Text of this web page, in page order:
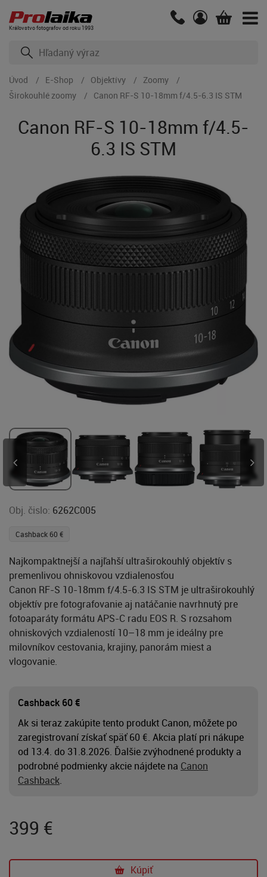
Kráľovstvo fotografov od roku 1993
Úvod E-Shop Objektívy
Zoomy
Širokouhlé zoomy
Canon RF-S 10-18mm f/4.5-6.3 IS STM
Canon RF-S 10-18mm f/4.5-
6.3 IS STM
Obj. čislo: 6262C005
Cashback 60 €
Najkompaktnejší a najľahší ultraširokouhlý objektív s
premenlivou ohniskovou vzdialenosťou
Canon RF-S 10-18mm f/4.5-6.3 IS STM je ultraširokouhlý
objektív pre fotografovanie aj natáčanie navrhnutý pre
fotoaparáty formátu APS-C radu EOS R. S rozsahom
ohniskových vzdialeností 10–18 mm je ideálny pre
milovníkov cestovania, krajiny, panorám miest a
vlogovanie.
Cashback 60 €
Ak si teraz zakúpite tento produkt Canon, môžete po
zaregistrovaní získať späť 60 €. Akcia platí pri nákupe
od 13.4. do 31.8.2026. Ďalšie zvýhodnené produkty a
podrobné podmienky akcie nájdete na Canon
Cashback.
399 €
Kúpiť